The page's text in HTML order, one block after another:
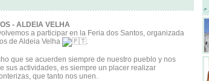
- ALDEIA VELHA
a participar en la Feria dos Santos, organizada
de Aldeia Velha
.
que se acuerden siempre de nuestro pueblo y nos
sus actividades, es siempre un placer realizar
que tanto nos unen.